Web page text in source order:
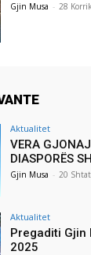
Gjin Musa - 28
Aktualitet
VERA
DIASPORËS
Gjin Musa - 20
Aktualitet
Pregaditi Gjin
2025